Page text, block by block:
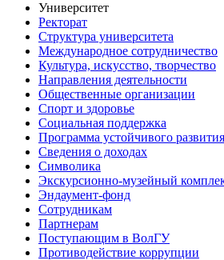
Университет
Ректорат
Структура университета
Международное сотрудничество
Культура, искусство, творчество
Направления деятельности
Общественные организации
Спорт и здоровье
Социальная поддержка
Программа устойчивого развития
Сведения о доходах
Символика
Экскурсионно-музейный
Эндаумент-фонд
Сотрудникам
Партнерам
Поступающим в ВолГУ
Противодействие коррупции